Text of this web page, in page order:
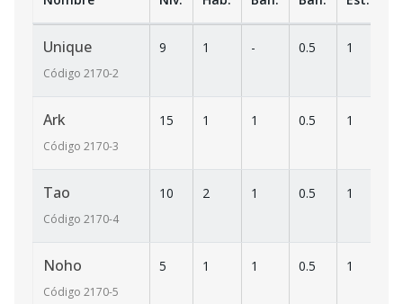
Unique
Código 2170-2
9 1 - 0.5 1
Ark
Código 2170-3
15 1 1 0.5 1
Tao
Código 2170-4
10 2 1 0.5 1
Noho
Código 2170-5
5 1 1 0.5 1